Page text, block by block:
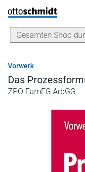
Direkt zum Inhalt
Vorwerk
Das
ZPO FamFG ArbGG